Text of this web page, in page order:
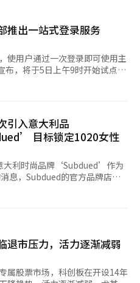
承包工人的最低工资适用是保
台劳动者的最低工资是不可推
份的情况下，因缺乏工资计算
现。” 相对而言，企
，认为这可能会导致制度运行的
制度，劳动者身份的判断不是
，因此难以适用统一标准。
玉石表示：“承包制类型的适用
足够的客观验证和数据，强行
就业减少。” 未来，最
工资制度是否会从传统的工资
范围、劳
式等方面，劳资双方的立场差
面临相当大的困难。※ 本报道
BDC制度自3月17日起实施，
韩资产管理公司推出的“新韩创
品。该产品主要面向保险公司
投资者提
企业和创新企业的投资工具。然
尚未到位。业内原本期待在
风险投资基金或新技术产业投资
税收特例限制法修订案未能通
家资产管理公司相关人士表
最终税制改革的速度和范围至
投资协会正在推进税收支持方
没有
上市企业投资具有较强的长期
必须有税收激励才能吸引普通投
指出：“在投资非上市风险企业
优惠的案例。”他表示：“即使
是政府推动的政策型基金，正在
优惠。投资者自然会对类似的创
其是那些提供税收优惠的产品。
民成长基金吸引了市场的关
的关注。”他同时表示：“国民
推出一站式登录服务
使用户通过一次登录即可使用主
项目时，需为每个机构的网站
需一次登录即可使用多个政策
以确保用户能够稳定地使用新服
UI·UX），并逐步建立企业定
年9月试点推出基于人工智能
小企业家的对话”中比喻中小
。 韩成淑部长表
和小商户更方便地利用多种中
连接分散的政策服务，改善政策
业成长的平台。”※ 本报道经
引入意大利品
目标锁定1020女性
大利时尚品牌‘Subdued’作为
息，Subdued的官方品牌店将
个以自由奔放的个性和自然风
的顾客能够在线购买Subdued
表性商品包括品牌标志性的亮片
短款图案上衣和热裤等。 为庆
将推出启动促销活动。从5日上
的所有商品将享受10%的折
退市压力，活力逐渐减弱
属股票市场，科创板在开设14年